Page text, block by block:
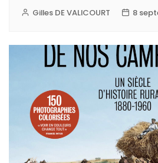
Gilles DE VALICOURT 8